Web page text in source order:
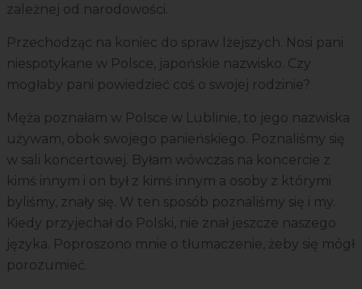
zależnej od narodowości.
Przechodząc na koniec do spraw lżejszych. Nosi pani
niespotykane w Polsce, japońskie nazwisko. Czy
mogłaby pani powiedzieć coś o swojej rodzinie?
Męża poznałam w Polsce w Lublinie, to jego nazwiska
używam, obok swojego panieńskiego. Poznaliśmy się
w sali koncertowej. Byłam wówczas na koncercie z
kimś innym i on był z kimś innym a osoby z którymi
byliśmy, znały się. W ten sposób poznaliśmy się i my.
Kiedy przyjechał do Polski, nie znał jeszcze naszego
języka. Poproszono mnie o tłumaczenie, żeby się mógł
porozumieć.